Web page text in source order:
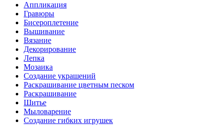
Аппликация
Гравюры
Бисероплетение
Вышивание
Вязание
Декорирование
Лепка
Мозаика
Создание украшений
Раскрашивание цветным песком
Раскрашивание
Шитье
Мыловарение
Создание гибких игрушек